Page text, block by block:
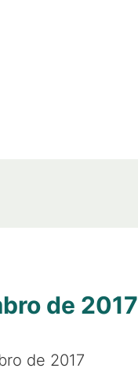
de 2017
de 2017